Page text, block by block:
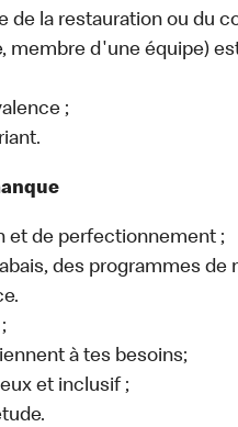
de la restauration ou du
membre d'une équipe)
;
et de perfectionnement ;
des programmes de
à tes besoins;
et inclusif ;